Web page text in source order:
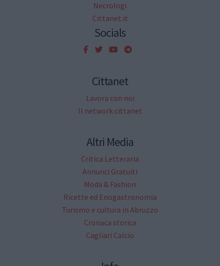
Necrologi
Cittanet.it
Socials
Cittanet
Lavora con noi
Il network cittanet
Altri Media
Critica Letteraria
Annunci Gratuiti
Moda & Fashion
Ricette ed Enogastronomia
Turismo e cultura in Abruzzo
Cronaca storica
Cagliari Calcio